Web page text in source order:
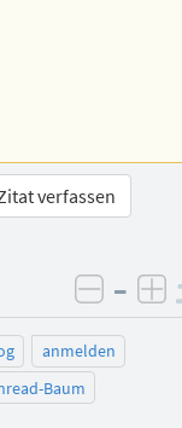
verfassen
–
anmelden
Baum